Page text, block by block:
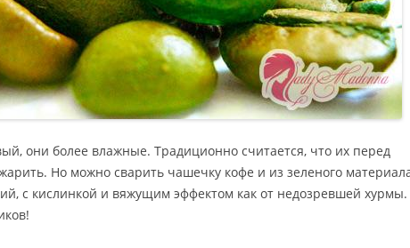
они более влажные. Традиционно считается, что их перед
Но можно сварить чашечку кофе и из зеленого
с кислинкой и вяжущим эффектом как от недозревшей